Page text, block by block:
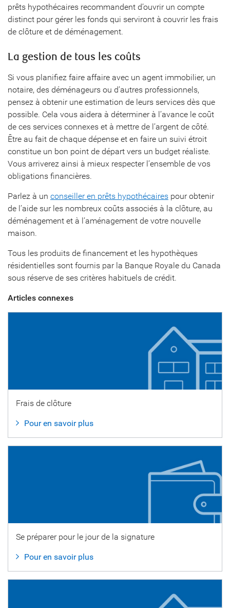
prêts hypothécaires recommandent d’ouvrir un compte
distinct pour gérer les fonds qui serviront à couvrir les frais
de clôture et de déménagement.
La gestion de tous les coûts
Si vous planifiez faire affaire avec un agent immobilier, un
notaire, des déménageurs ou d’autres professionnels,
pensez à obtenir une estimation de leurs services dès que
possible. Cela vous aidera à déterminer à l’avance le coût
de ces services connexes et à mettre de l’argent de côté.
Être au fait de chaque dépense et en faire un suivi étroit
constitue un bon point de départ vers un budget réaliste.
Vous arriverez ainsi à mieux respecter l’ensemble de vos
obligations financières.
Parlez à un conseiller en prêts hypothécaires pour obtenir
de l’aide sur les nombreux coûts associés à la clôture, au
déménagement et à l’aménagement de votre nouvelle
maison.
Tous les produits de financement et les hypothèques
résidentielles sont fournis par la Banque Royale du Canada
sous réserve de ses critères habituels de crédit.
Articles connexes
Frais de clôture
Pour en savoir plus
Se préparer pour le jour de la signature
Pour en savoir plus